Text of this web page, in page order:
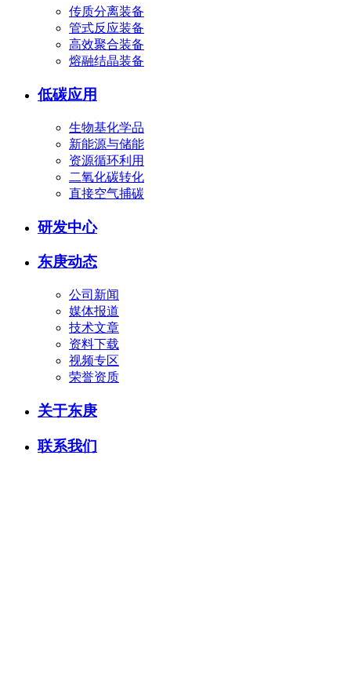
传质分离装备
管式反应装备
高效聚合装备
熔融结晶装备
低碳应用
生物基化学品
新能源与储能
资源循环利用
二氧化碳转化
直接空气捕碳
研发中心
东庚动态
公司新闻
媒体报道
技术文章
资料下载
视频专区
荣誉资质
关于东庚
联系我们